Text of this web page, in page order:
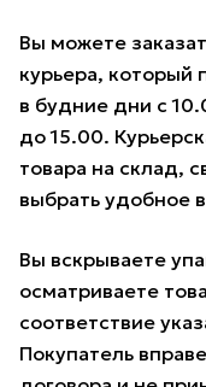
Вы можете
курьера, который
в будние дни с
до 15.00.
товара на склад,
выбрать удобное
Вы вскрываете
осматриваете
соответствие
Покупатель